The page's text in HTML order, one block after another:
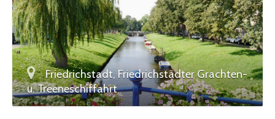
Friedrichstadt, Friedrichstädter Grachten-
u. Treeneschiffahrt